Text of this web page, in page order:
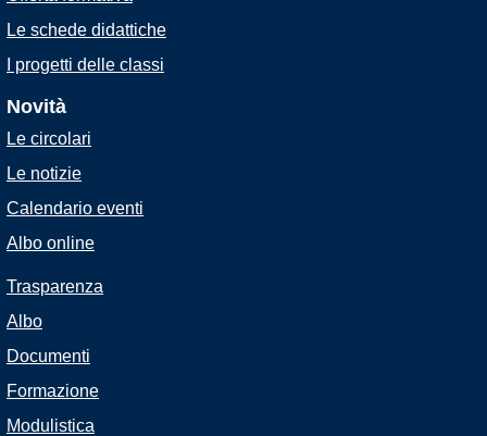
Le schede didattiche
I progetti delle classi
Novità
Le circolari
Le notizie
Calendario eventi
Albo online
Trasparenza
Albo
Documenti
Formazione
Modulistica